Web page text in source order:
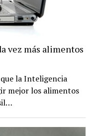
vez más alimentos
la Inteligencia
mejor los alimentos